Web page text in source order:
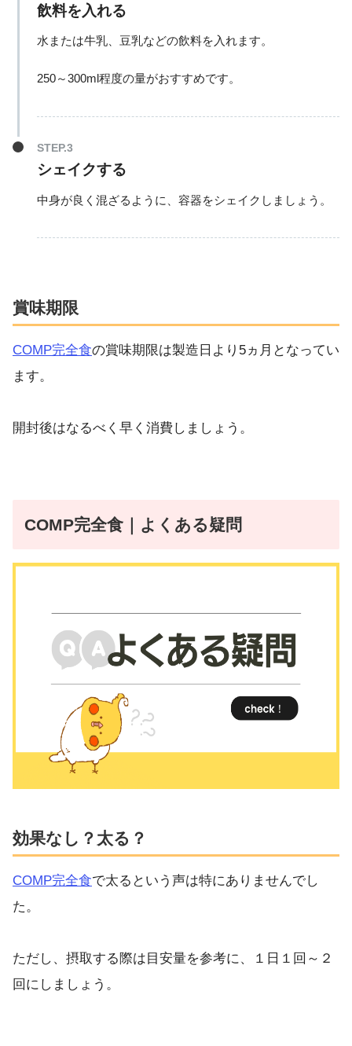
飲料を入れる
水または牛乳、豆乳などの飲料を入れます。
250～300ml程度の量がおすすめです。
シェイクする
中身が良く混ざるように、容器をシェイクしましょう。
賞味期限
COMP完全食の賞味期限は製造日より5ヵ月となってい
ます。
開封後はなるべく早く消費しましょう。
COMP完全食｜よくある疑問
効果なし？太る？
COMP完全食で太るという声は特にありませんでし
た。
ただし、摂取する際は目安量を参考に、１日１回～２
回にしましょう。